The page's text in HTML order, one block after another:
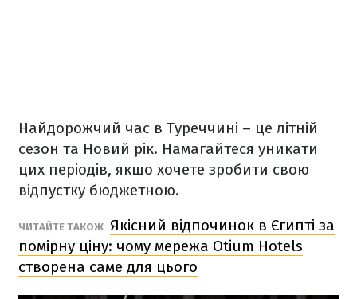
Найдорожчий час в Туреччині – це літній
сезон та Новий рік. Намагайтеся уникати
цих періодів, якщо хочете зробити свою
відпустку бюджетною.
ЧИТАЙТЕ ТАКОЖ Якісний відпочинок в Єгипті за
помірну ціну: чому мережа Otium Hotels
створена саме для цього